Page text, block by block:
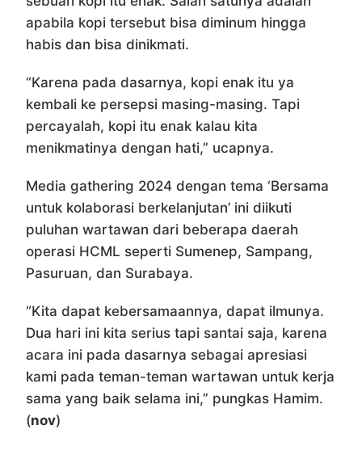
apabila kopi tersebut bisa diminum hingga
habis dan bisa dinikmati.
“Karena pada dasarnya, kopi enak itu ya
kembali ke persepsi masing-masing. Tapi
percayalah, kopi itu enak kalau kita
menikmatinya dengan hati,” ucapnya.
Media gathering 2024 dengan tema ‘Bersama
untuk kolaborasi berkelanjutan’ ini diikuti
puluhan wartawan dari beberapa daerah
operasi HCML seperti Sumenep, Sampang,
Pasuruan, dan Surabaya.
“Kita dapat kebersamaannya, dapat ilmunya.
Dua hari ini kita serius tapi santai saja, karena
acara ini pada dasarnya sebagai apresiasi
kami pada teman-teman wartawan untuk kerja
sama yang baik selama ini,” pungkas Hamim.
(nov)